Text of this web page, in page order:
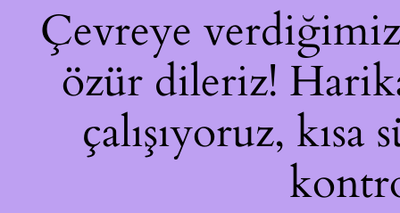
Çevreye verdiğimiz
özür dileriz!
çalışıyoruz,